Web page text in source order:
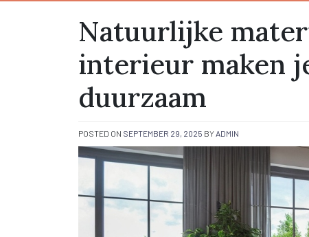
Natuurlijke
interieur maken
duurzaam
POSTED ON SEPTEMBER 29, 2025 BY ADMIN